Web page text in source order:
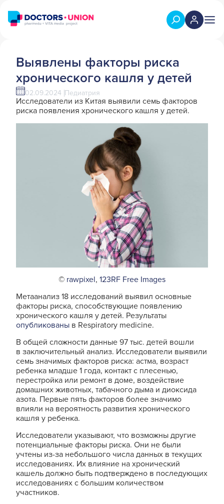
Выявлены факторы риска
хронического кашля у детей
02.09.2024 Педиатрия
Исследователи из Китая выявили семь факторов
риска появления хронического кашля у детей.
© rawpixel, 123RF Free Images
Метаанализ 18 исследований выявил основные
факторы риска, способствующие появлению
хронического кашля у детей. Результаты
опубликованы в Respiratory medicine.
В общей сложности данные 97 тыс. детей вошли
в заключительный анализ. Исследователи выявили
семь значимых факторов риска: астма, возраст
ребенка младше 1 года, контакт с плесенью,
перестройка или ремонт в доме, воздействие
домашних животных, табачного дыма и диоксида
азота. Первые пять факторов более значимо
влияли на вероятность развития хронического
кашля у ребенка.
Исследователи указывают, что возможны другие
потенциальные факторы риска. Они не были
учтены из-за небольшого числа данных в текущих
исследованиях. Их влияние на хронический
кашель должно быть подтверждено в последующих
исследованиях с большим количеством
участников.